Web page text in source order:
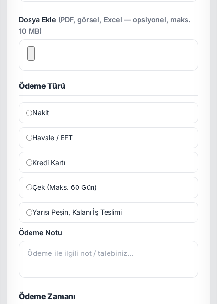
Dosya Ekle (PDF, görsel, Excel — opsiyonel, maks.
10 MB)
Ödeme Türü
Nakit
Havale / EFT
Kredi Kartı
Çek (Maks. 60 Gün)
Yarısı Peşin, Kalanı İş Teslimi
Ödeme Notu
Ödeme Zamanı